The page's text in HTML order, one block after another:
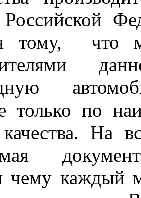
Российской
тому,
только по
На
чему